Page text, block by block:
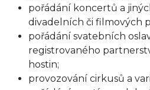
pořádání koncertů a
divadelních či filmových
pořádání svatebních
registrovaného
hostin;
provozování cirkusů a